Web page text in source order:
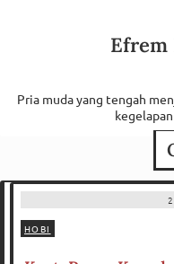
Efrem
Pria muda yang tengah
HOBI